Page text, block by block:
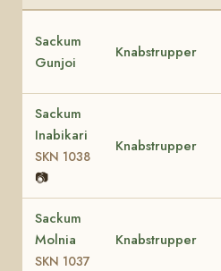
Sackum
Gunjoi
Knabstrupper
Sackum
Inabikari
SKN 1038
📷
Knabstrupper
Sackum
Molnia
SKN 1037
Knabstrupper